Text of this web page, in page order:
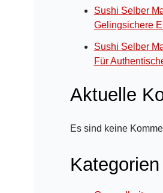
Sushi Selber
Gelingsichere
Sushi Selber
Für
Aktuelle
Es sind keine
Kategorien